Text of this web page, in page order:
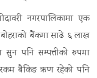
नगरपालिकामा एक
बैंकमा साढे ६ लाख
पनि सम्पत्तीको रुपमा
बैकिङ ऋण रहेको पनि